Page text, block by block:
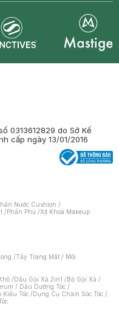
0313612829 do Sở Kế
cấp ngày 13/01/2016
Nước Cushion /
/Phấn Phủ /Xịt Khoá Makeup
/Tẩy Trang Mắt / Môi
/Dầu Gội Xả 2in1 /Bộ Gội Xả /
/ Dầu Dưỡng Tóc /
Kiểu Tóc /Dụng Cụ Chăm Sóc Tóc /